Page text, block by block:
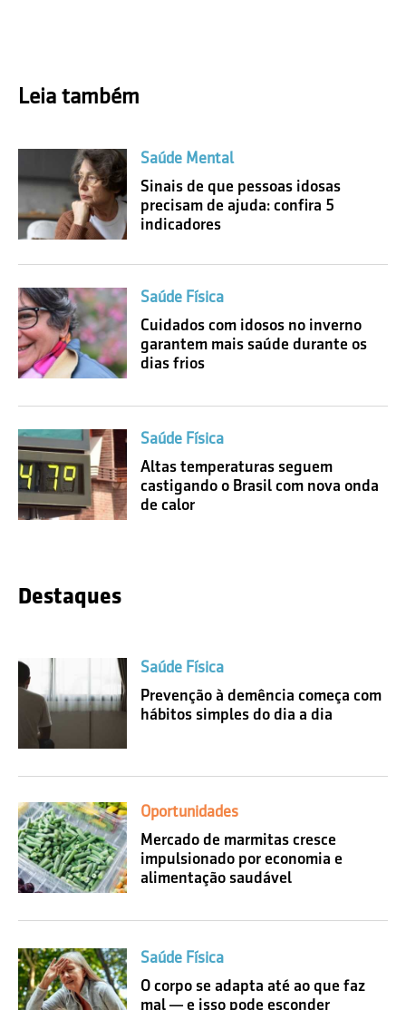
Leia também
Saúde Mental
Sinais de que pessoas idosas
precisam de ajuda: confira 5
indicadores
Saúde Física
Cuidados com idosos no inverno
garantem mais saúde durante os
dias frios
Saúde Física
Altas temperaturas seguem
castigando o Brasil com nova onda
de calor
Destaques
Saúde Física
Prevenção à demência começa com
hábitos simples do dia a dia
Oportunidades
Mercado de marmitas cresce
impulsionado por economia e
alimentação saudável
Saúde Física
O corpo se adapta até ao que faz
mal — e isso pode esconder